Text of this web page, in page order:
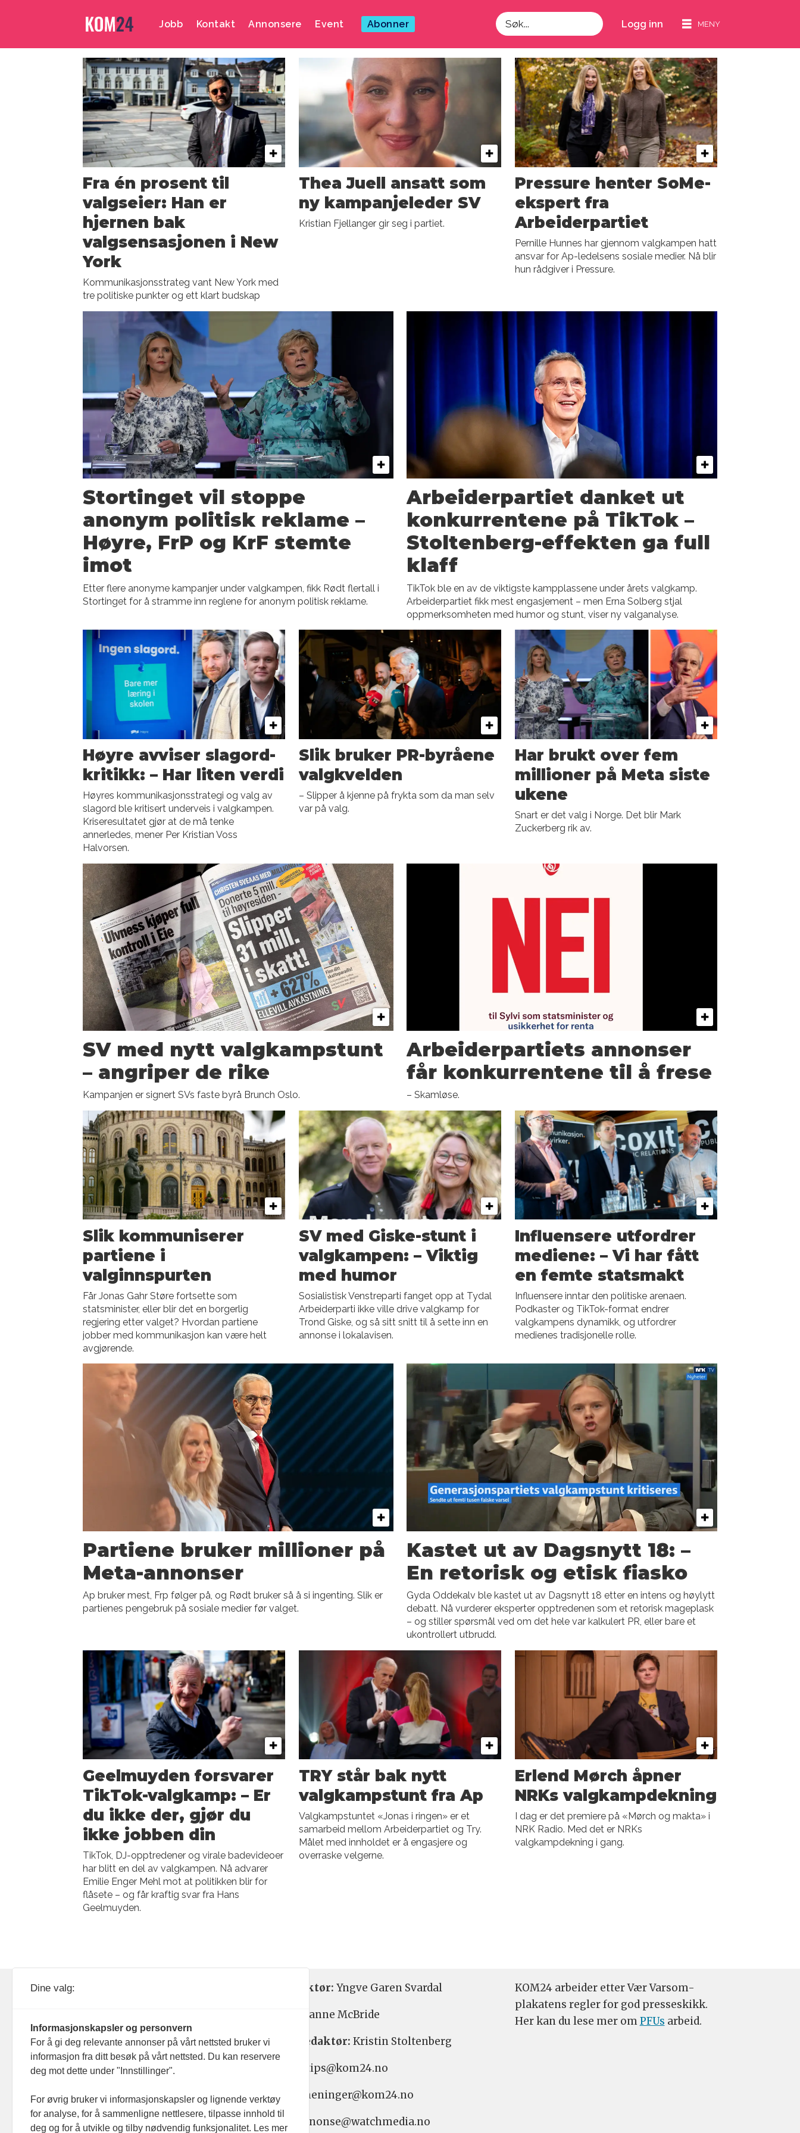
Jobb Kontakt Annonsere Event Abonner
Søk
Logg inn
Emne:
valgkamp
Fra én prosent til
valgseier: Han er
hjernen bak
valgsensasjonen i New
York
Kommunikasjonsstrateg vant New York med
tre politiske punkter og ett klart budskap
Thea Juell ansatt som
ny kampanjeleder SV
Kristian Fjellanger gir seg i partiet.
Pressure henter SoMe-
ekspert fra
Arbeiderpartiet
Pernille Hunnes har gjennom valgkampen hatt
ansvar for Ap-ledelsens sosiale medier. Nå blir
hun rådgiver i Pressure.
Stortinget vil stoppe
anonym politisk reklame –
Høyre, FrP og KrF stemte
imot
Etter flere anonyme kampanjer under valgkampen, fikk Rødt flertall i
Stortinget for å stramme inn reglene for anonym politisk reklame.
Arbeiderpartiet danket ut
konkurrentene på TikTok –
Stoltenberg-effekten ga full
klaff
TikTok ble en av de viktigste kampplassene under årets valgkamp.
Arbeiderpartiet fikk mest engasjement – men Erna Solberg stjal
oppmerksomheten med humor og stunt, viser ny valganalyse.
Høyre avviser slagord-
kritikk: – Har liten verdi
Høyres kommunikasjonsstrategi og valg av
slagord ble kritisert underveis i valgkampen.
Kriseresultatet gjør at de må tenke
annerledes, mener Per Kristian Voss
Halvorsen.
Slik bruker PR-byråene
valgkvelden
– Slipper å kjenne på frykta som da man selv
var på valg.
Har brukt over fem
millioner på Meta siste
ukene
Snart er det valg i Norge. Det blir Mark
Zuckerberg rik av.
SV med nytt valgkampstunt
– angriper de rike
Kampanjen er signert SVs faste byrå Brunch Oslo.
Arbeiderpartiets annonser
får konkurrentene til å frese
– Skamløse.
Slik kommuniserer
partiene i
valginnspurten
Får Jonas Gahr Støre fortsette som
statsminister, eller blir det en borgerlig
regjering etter valget? Hvordan partiene
jobber med kommunikasjon kan være helt
avgjørende.
SV med Giske-stunt i
valgkampen: – Viktig
med humor
Sosialistisk Venstreparti fanget opp at Tydal
Arbeiderparti ikke ville drive valgkamp for
Trond Giske, og så sitt snitt til å sette inn en
annonse i lokalavisen.
Influensere utfordrer
mediene: – Vi har fått
en femte statsmakt
Influensere inntar den politiske arenaen.
Podkaster og TikTok-format endrer
valgkampens dynamikk, og utfordrer
medienes tradisjonelle rolle.
Partiene bruker millioner på
Meta-annonser
Ap bruker mest, Frp følger på, og Rødt bruker så å si ingenting. Slik er
partienes pengebruk på sosiale medier før valget.
Kastet ut av Dagsnytt 18: –
En retorisk og etisk fiasko
Gyda Oddekalv ble kastet ut av Dagsnytt 18 etter en intens og høylytt
debatt. Nå vurderer eksperter opptredenen som et retorisk mageplask
– og stiller spørsmål ved om det hele var kalkulert PR, eller bare et
ukontrollert utbrudd.
Geelmuyden forsvarer
TikTok-valgkamp: – Er
du ikke der, gjør du
ikke jobben din
TikTok, DJ-opptredener og virale badevideoer
har blitt en del av valgkampen. Nå advarer
Emilie Enger Mehl mot at politikken blir for
flåsete – og får kraftig svar fra Hans
Geelmuyden.
TRY står bak nytt
valgkampstunt fra Ap
Valgkampstuntet «Jonas i ringen» er et
samarbeid mellom Arbeiderpartiet og Try.
Målet med innholdet er å engasjere og
overraske velgerne.
Erlend Mørch åpner
NRKs valgkampdekning
I dag er det premiere på «Mørch og makta» i
NRK Radio. Med det er NRKs
valgkampdekning i gang.
093 182
Nyhetsredaktør: Yngve Garen Svardal
Hanne McBride
Ansvarlig redaktør: Kristin Stoltenberg
Nyhetstips: tips@kom24.no
Meninger: meninger@kom24.no
Annonse: annonse@watchmedia.no
KOM24 arbeider etter Vær Varsom-
plakatens regler for god presseskikk.
Her kan du lese mer omPFUs arbeid.
Dine valg:
Informasjonskapsler og personvern
For å gi deg relevante annonser på vårt nettsted bruker vi
informasjon fra ditt besøk på vårt nettsted. Du kan reservere
deg mot dette under "Innstillinger".
For øvrig bruker vi informasjonskapsler og lignende verktøy
for analyse, for å sammenligne nettlesere, tilpasse innhold til
deg og for å utvikle og tilby nødvendig funksjonalitet. Les mer